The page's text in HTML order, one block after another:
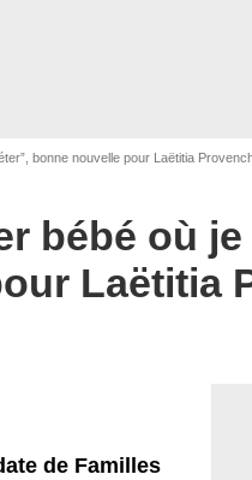
bonne nouvelle pour Laëtitia
bébé où je
Laëtitia
de Familles